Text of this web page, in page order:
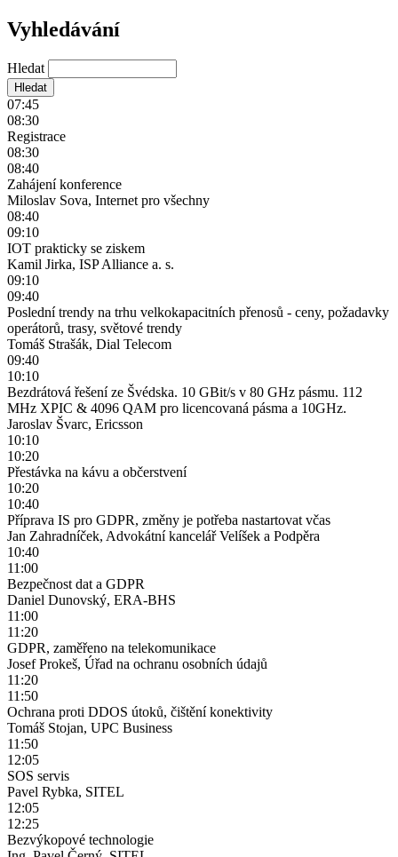
Vyhledávání
Hledat
07:45
08:30
Registrace
08:30
08:40
Zahájení konference
Miloslav Sova, Internet pro všechny
08:40
09:10
IOT prakticky se ziskem
Kamil Jirka, ISP Alliance a. s.
09:10
09:40
Poslední trendy na trhu velkokapacitních přenosů - ceny, požadavky
operátorů, trasy, světové trendy
Tomáš Strašák, Dial Telecom
09:40
10:10
Bezdrátová řešení ze Švédska. 10 GBit/s v 80 GHz pásmu. 112
MHz XPIC & 4096 QAM pro licencovaná pásma a 10GHz.
Jaroslav Švarc, Ericsson
10:10
10:20
Přestávka na kávu a občerstvení
10:20
10:40
Příprava IS pro GDPR, změny je potřeba nastartovat včas
Jan Zahradníček, Advokátní kancelář Velíšek a Podpěra
10:40
11:00
Bezpečnost dat a GDPR
Daniel Dunovský, ERA-BHS
11:00
11:20
GDPR, zaměřeno na telekomunikace
Josef Prokeš, Úřad na ochranu osobních údajů
11:20
11:50
Ochrana proti DDOS útoků, čištění konektivity
Tomáš Stojan, UPC Business
11:50
12:05
SOS servis
Pavel Rybka, SITEL
12:05
12:25
Bezvýkopové technologie